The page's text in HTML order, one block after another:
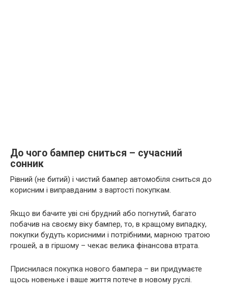
До чого бампер сниться – сучасний
сонник
Рівний (не битий) і чистий бампер автомобіля сниться до
корисним і виправданим з вартості покупкам.
Якщо ви бачите уві сні брудний або погнутий, багато
побачив на своєму віку бампер, то, в кращому випадку,
покупки будуть корисними і потрібними, марною тратою
грошей, а в гіршому – чекає велика фінансова втрата.
Приснилася покупка нового бампера – ви придумаєте
щось новеньке і ваше життя потече в новому руслі.